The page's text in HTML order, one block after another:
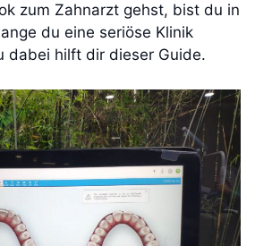
zum Zahnarzt gehst, bist du in
du eine seriöse Klinik
dabei hilft dir dieser Guide.